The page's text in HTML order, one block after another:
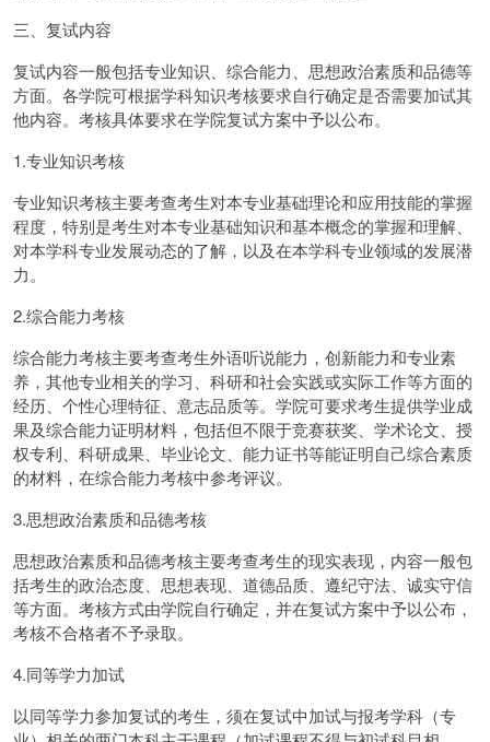
三、复试内容
复试内容一般包括专业知识、综合能力、思想政治素质和品德等
方面。各学院可根据学科知识考核要求自行确定是否需要加试其
他内容。考核具体要求在学院复试方案中予以公布。
1.专业知识考核
专业知识考核主要考查考生对本专业基础理论和应用技能的掌握
程度，特别是考生对本专业基础知识和基本概念的掌握和理解、
对本学科专业发展动态的了解，以及在本学科专业领域的发展潜
力。
2.综合能力考核
综合能力考核主要考查考生外语听说能力，创新能力和专业素
养，其他专业相关的学习、科研和社会实践或实际工作等方面的
经历、个性心理特征、意志品质等。学院可要求考生提供学业成
果及综合能力证明材料，包括但不限于竞赛获奖、学术论文、授
权专利、科研成果、毕业论文、能力证书等能证明自己综合素质
的材料，在综合能力考核中参考评议。
3.思想政治素质和品德考核
思想政治素质和品德考核主要考查考生的现实表现，内容一般包
括考生的政治态度、思想表现、道德品质、遵纪守法、诚实守信
等方面。考核方式由学院自行确定，并在复试方案中予以公布，
考核不合格者不予录取。
4.同等学力加试
以同等学力参加复试的考生，须在复试中加试与报考学科（专